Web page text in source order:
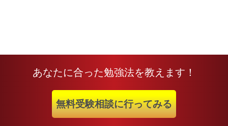
あなたに合った勉強法を教えます！
無料受験相談に行ってみる